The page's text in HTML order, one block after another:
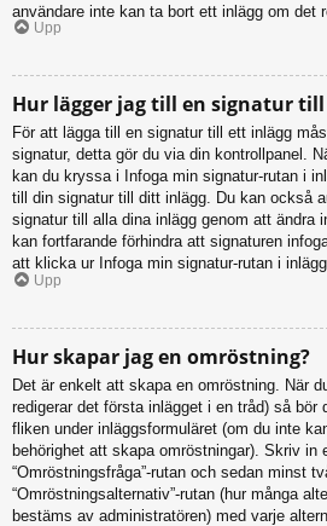
användare inte kan ta bort ett inlägg om det
Upp
Hur lägger jag till en signatur
För att lägga till en signatur till ett inlägg
signatur, detta gör du via din kontrollpanel.
kan du kryssa i Infoga min signatur-rutan i
till din signatur till ditt inlägg. Du kan också
signatur till alla dina inlägg genom att ändra
kan fortfarande förhindra att signaturen
att klicka ur Infoga min signatur-rutan i
Upp
Hur skapar jag en omröstning?
Det är enkelt att skapa en omröstning. När
redigerar det första inlägget i en tråd) så bör
fliken under inläggsformuläret (om du inte
behörighet att skapa omröstningar). Skriv in
“Omröstningsfråga”-rutan och sedan minst
“Omröstningsalternativ”-rutan (hur många
bestäms av administratören) med varje